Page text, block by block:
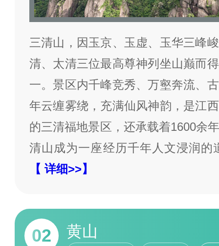
三清山，因玉京、玉虚、玉华三峰
清、太清三位最高尊神列坐山巅而
一。景区内千峰竞秀、万壑奔流、
年云缠雾绕，充满仙风神韵，是江
的三清福地景区，还承载着1600余
清山成为一座经历千年人文浸润的
【 详细>>】
02 黄山